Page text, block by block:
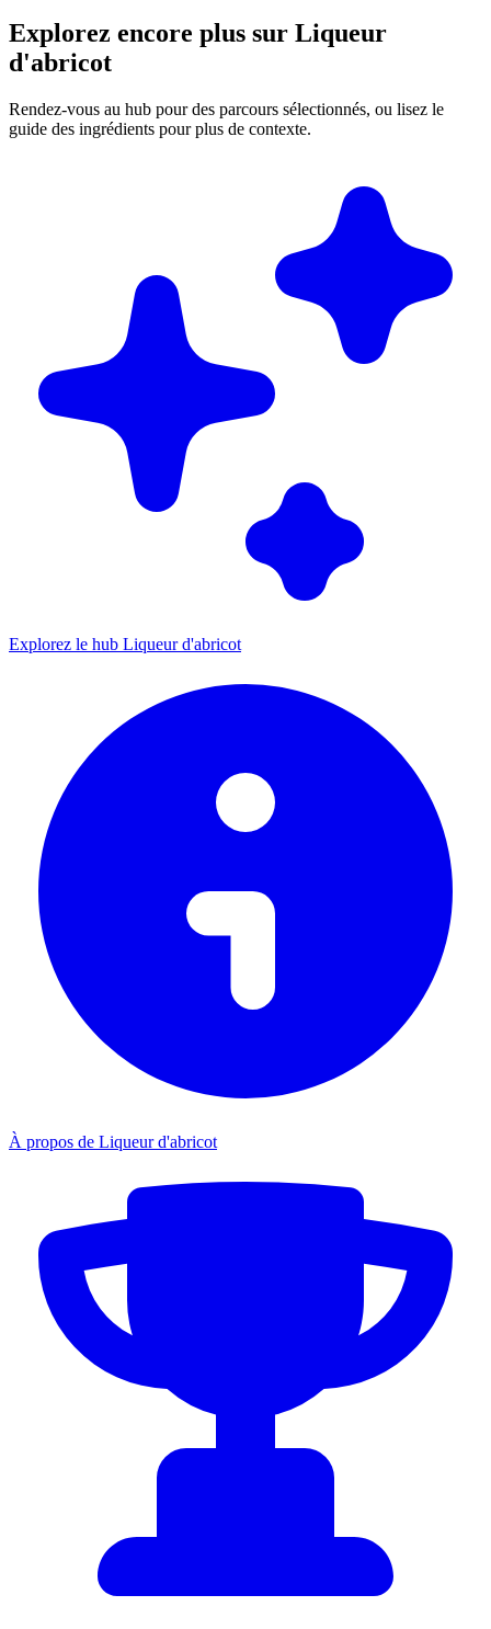
Explorez encore plus sur Liqueur
d'abricot
Rendez-vous au hub pour des parcours sélectionnés, ou lisez le
guide des ingrédients pour plus de contexte.
Explorez le hub Liqueur d'abricot
À propos de Liqueur d'abricot